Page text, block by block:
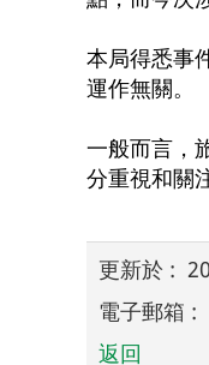
本局得悉事
運作無關。
一般而言，
分重視和關
更新於 :
電子郵箱 :
返回